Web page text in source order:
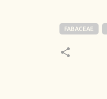
FABACEAE